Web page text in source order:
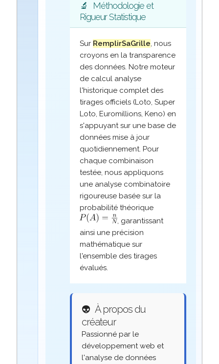
🔬
Méthodologie et
Rigueur Statistique
Sur RemplirSaGrille, nous
croyons en la transparence
des données. Notre moteur
de calcul analyse
l'historique complet des
tirages officiels (Loto, Super
Loto, Euromillions, Keno) en
s'appuyant sur une base de
données mise à jour
quotidiennement. Pour
chaque combinaison
testée, nous appliquons
une analyse combinatoire
rigoureuse basée sur la
probabilité théorique
, garantissant
ainsi une précision
mathématique sur
l'ensemble des tirages
évalués.
👽 À propos du
créateur
Passionné par le
développement web et
l'analyse de données